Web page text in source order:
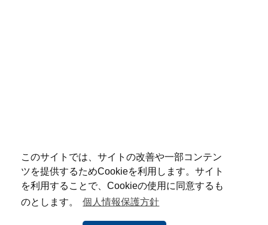
このサイトでは、サイトの改善や一部コンテン
ツを提供するためCookieを利用します。サイト
を利用することで、Cookieの使用に同意するも
のとします。
個人情報保護方針